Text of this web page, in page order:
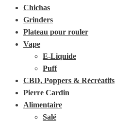
Chichas
Grinders
Plateau pour rouler
Vape
E-Liquide
Puff
CBD, Poppers & Récréatifs
Pierre Cardin
Alimentaire
Salé